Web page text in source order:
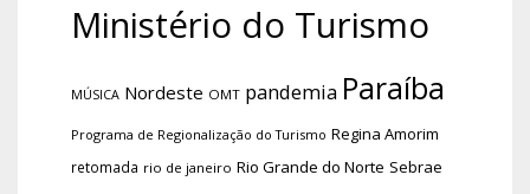
Ministério do Turismo
MÚSICA Nordeste OMT pandemia Paraíba
Programa de Regionalização do Turismo Regina Amorim
retomada rio de janeiro Rio Grande do Norte Sebrae